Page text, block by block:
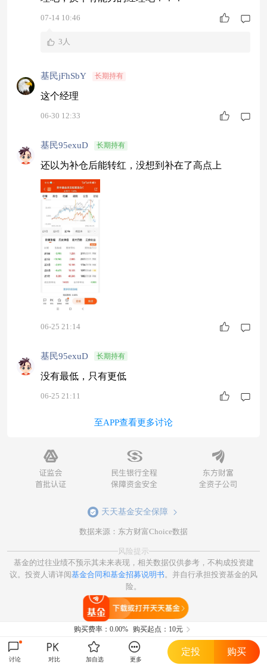
07-14 10:46
3人
基民jFhSbY 长期持有
这个经理
06-30 12:33
基民95exuD 长期持有
还以为补仓后能转红，没想到补在了高点上
06-25 21:14
基民95exuD 长期持有
没有最低，只有更低
06-25 21:11
至APP查看更多讨论
天天基金安全保障
数据来源：东方财富Choice数据
风险提示
基金的过往业绩不预示其未来表现，相关数据仅供参考，不构成投资建
议。投资人请详阅基金合同和基金招募说明书 。并自行承担投资基金的风
险。
购买费率： 0.00% 购买起点：10元
讨论 对比 加自选 更多
定投 购买
打开天天基金